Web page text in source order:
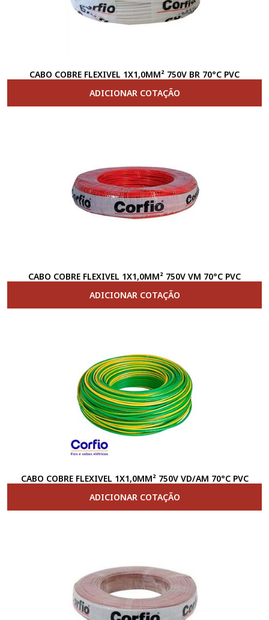
CABO COBRE FLEXIVEL 1X1,0MM² 750V BR 70°C PVC
ADICIONAR COTAÇÃO
CABO COBRE FLEXIVEL 1X1,0MM² 750V VM 70°C PVC
ADICIONAR COTAÇÃO
CABO COBRE FLEXIVEL 1X1,0MM² 750V VD/AM 70°C PVC
ADICIONAR COTAÇÃO